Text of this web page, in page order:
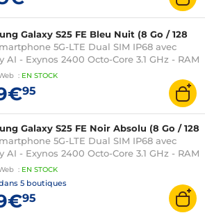
Galaxy S25 FE Bleu Nuit (8 Go / 128
5G-LTE Dual SIM IP68 avec
AI - Exynos 2400 Octo-Core 3.1 GHz - RAM
Ecran tactile Dynamic AMOLED 2X 120 Hz
x 2340 - 128 Go - NFC/Bluetooth 5.4 -
- Android 16
: EN STOCK
95
Galaxy S25 FE Noir Absolu (8 Go / 128
5G-LTE Dual SIM IP68 avec
AI - Exynos 2400 Octo-Core 3.1 GHz - RAM
Ecran tactile Dynamic AMOLED 2X 120 Hz
x 2340 - 128 Go - NFC/Bluetooth 5.4 -
mAh - Android 16
: EN STOCK
5 boutiques
95